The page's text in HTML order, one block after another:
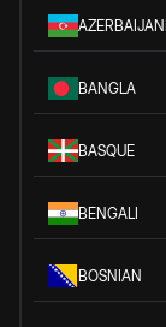
AZERBAIJANI
BANGLA
BASQUE
BENGALI
BOSNIAN